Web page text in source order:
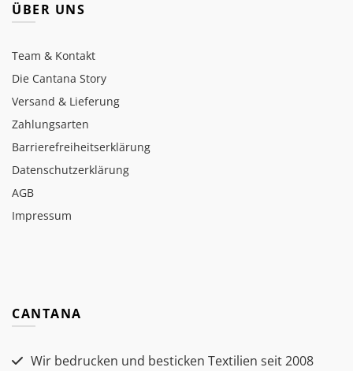
ÜBER UNS
Team & Kontakt
Die Cantana Story
Versand & Lieferung
Zahlungsarten
Barrierefreiheitserklärung
Datenschutzerklärung
AGB
Impressum
CANTANA
Wir bedrucken und besticken Textilien seit 2008